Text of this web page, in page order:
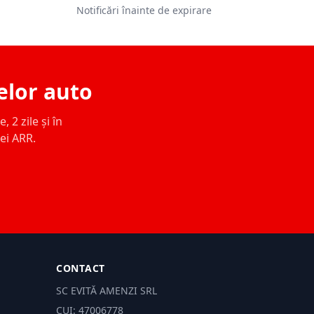
Notificări înainte de expirare
auto
2 zile și în
ARR.
CONTACT
SC EVITĂ AMENZI SRL
CUI: 47006778